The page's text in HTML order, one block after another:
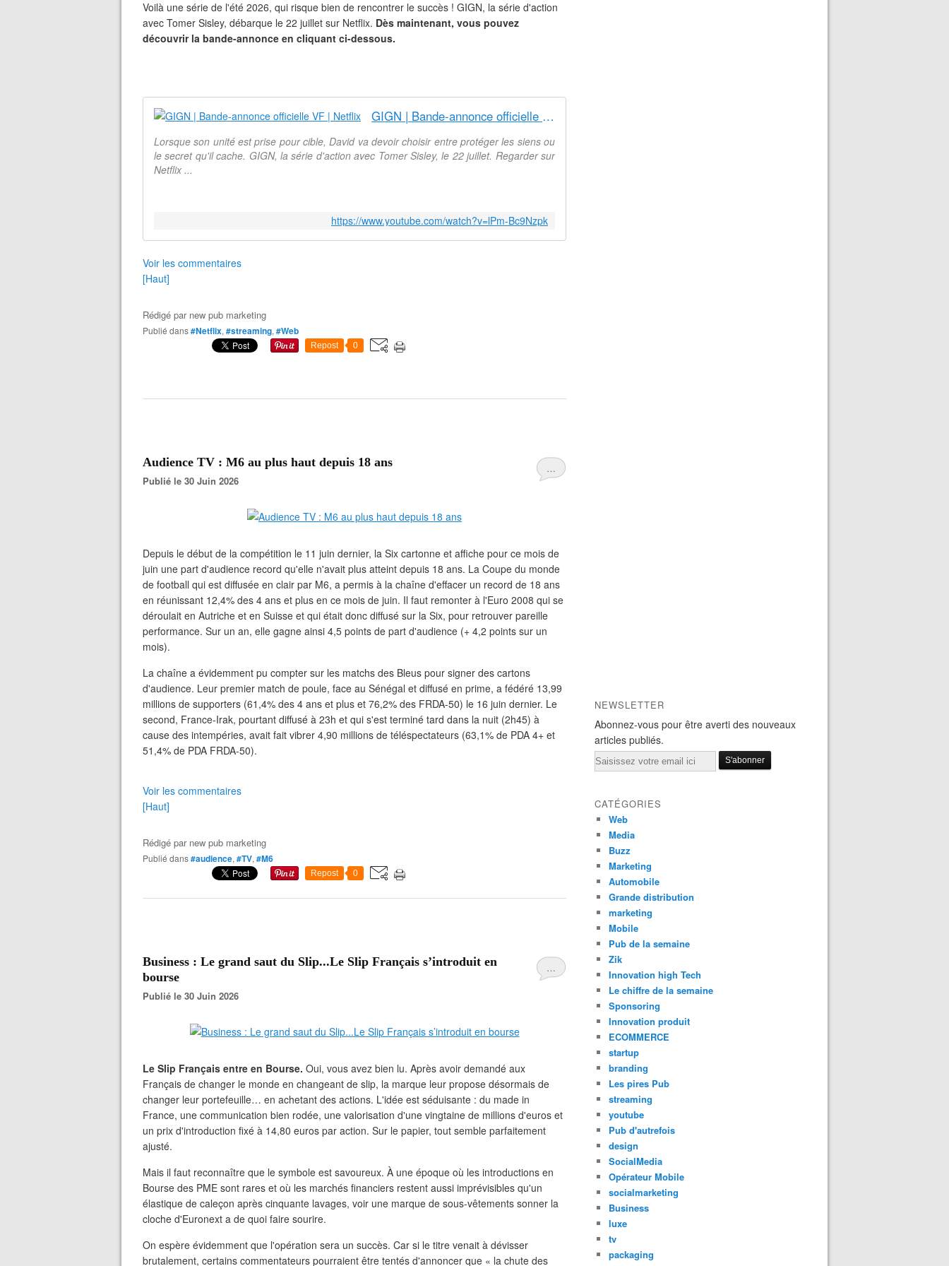
Voilà une série de l'été 2026, qui risque bien de rencontrer le succès ! GIGN, la série d'action
avec Tomer Sisley, débarque le 22 juillet sur Netflix. Dès maintenant, vous pouvez
découvrir la bande-annonce en cliquant ci-dessous.
GIGN | Bande-annonce officielle VF | Netflix
Lorsque son unité est prise pour cible, David va devoir choisir entre protéger les siens ou
le secret qu'il cache. GIGN, la série d'action avec Tomer Sisley, le 22 juillet. Regarder sur
Netflix ...
https://www.youtube.com/watch?v=lPm-Bc9Nzpk
Voir les commentaires
[Haut]
Rédigé par new pub marketing
Publié dans#Netflix, #streaming, #Web
Repost 0
…
Audience TV : M6 au plus haut depuis 18 ans
Publié le 30 Juin 2026
Depuis le début de la compétition le 11 juin dernier, la Six cartonne et affiche pour ce mois de
juin une part d'audience record qu'elle n'avait plus atteint depuis 18 ans. La Coupe du monde
de football qui est diffusée en clair par M6, a permis à la chaîne d'effacer un record de 18 ans
en réunissant 12,4% des 4 ans et plus en ce mois de juin. Il faut remonter à l'Euro 2008 qui se
déroulait en Autriche et en Suisse et qui était donc diffusé sur la Six, pour retrouver pareille
performance. Sur un an, elle gagne ainsi 4,5 points de part d'audience (+ 4,2 points sur un
mois).
La chaîne a évidemment pu compter sur les matchs des Bleus pour signer des cartons
d'audience. Leur premier match de poule, face au Sénégal et diffusé en prime, a fédéré 13,99
millions de supporters (61,4% des 4 ans et plus et 76,2% des FRDA-50) le 16 juin dernier. Le
second, France-Irak, pourtant diffusé à 23h et qui s'est terminé tard dans la nuit (2h45) à
cause des intempéries, avait fait vibrer 4,90 millions de téléspectateurs (63,1% de PDA 4+ et
51,4% de PDA FRDA-50).
Voir les commentaires
[Haut]
Rédigé par new pub marketing
Publié dans#audience, #TV, #M6
Repost 0
…
Business : Le grand saut du Slip...Le Slip Français s’introduit en
bourse
Publié le 30 Juin 2026
Le Slip Français entre en Bourse. Oui, vous avez bien lu. Après avoir demandé aux
Français de changer le monde en changeant de slip, la marque leur propose désormais de
changer leur portefeuille… en achetant des actions. L'idée est séduisante : du made in
France, une communication bien rodée, une valorisation d'une vingtaine de millions d'euros et
un prix d'introduction fixé à 14,80 euros par action. Sur le papier, tout semble parfaitement
ajusté.
Mais il faut reconnaître que le symbole est savoureux. À une époque où les introductions en
Bourse des PME sont rares et où les marchés financiers restent aussi imprévisibles qu'un
élastique de caleçon après cinquante lavages, voir une marque de sous-vêtements sonner la
cloche d'Euronext a de quoi faire sourire.
On espère évidemment que l'opération sera un succès. Car si le titre venait à dévisser
brutalement, certains commentateurs pourraient être tentés d'annoncer que « la chute des
NEWSLETTER
Abonnez-vous pour être averti des nouveaux
articles publiés.
Email
CATÉGORIES
Web
Media
Buzz
Marketing
Automobile
Grande distribution
marketing
Mobile
Pub de la semaine
Zik
Innovation high Tech
Le chiffre de la semaine
Sponsoring
Innovation produit
ECOMMERCE
startup
branding
Les pires Pub
streaming
youtube
Pub d'autrefois
design
SocialMedia
Opérateur Mobile
socialmarketing
Business
luxe
tv
packaging